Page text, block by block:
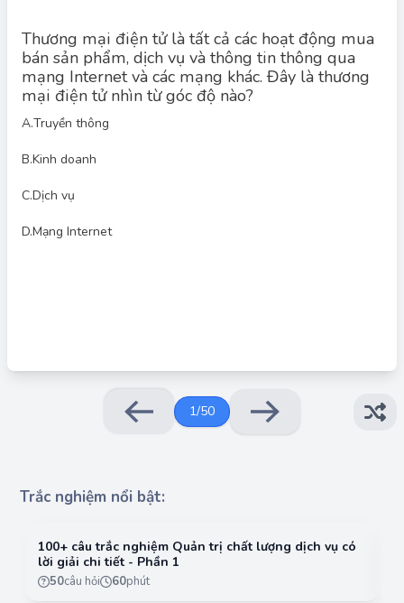
Thương mại điện tử là tất cả các hoạt động mua
bán sản phẩm, dịch vụ và thông tin thông qua
mạng Internet và các mạng khác. Đây là thương
mại điện tử nhìn từ góc độ nào?
A.Truyền thông
B.Kinh doanh
C.Dịch vụ
D.Mạng Internet
Định nghĩa thương mại điện tử là tất cả các hoạt động mua bán
mạng khác nhấn mạnh vào việc sử dụng Internet như một nền
1/50
Trắc nghiệm nổi bật:
100+ câu trắc nghiệm Quản trị chất lượng dịch vụ có
lời giải chi tiết - Phần 1
50câu hỏi 60phút